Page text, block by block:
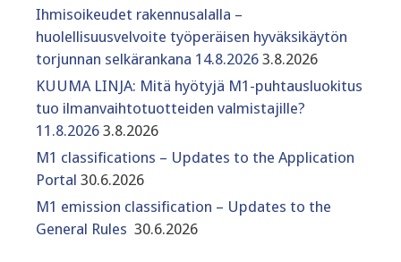
Ihmisoikeudet rakennusalalla –
huolellisuusvelvoite työperäisen hyväksikäytön
torjunnan selkärankana 14.8.2026 3.8.2026
KUUMA LINJA: Mitä hyötyjä M1-puhtausluokitus
tuo ilmanvaihtotuotteiden valmistajille?
11.8.2026 3.8.2026
M1 classifications – Updates to the Application
Portal 30.6.2026
M1 emission classification – Updates to the
General Rules 30.6.2026